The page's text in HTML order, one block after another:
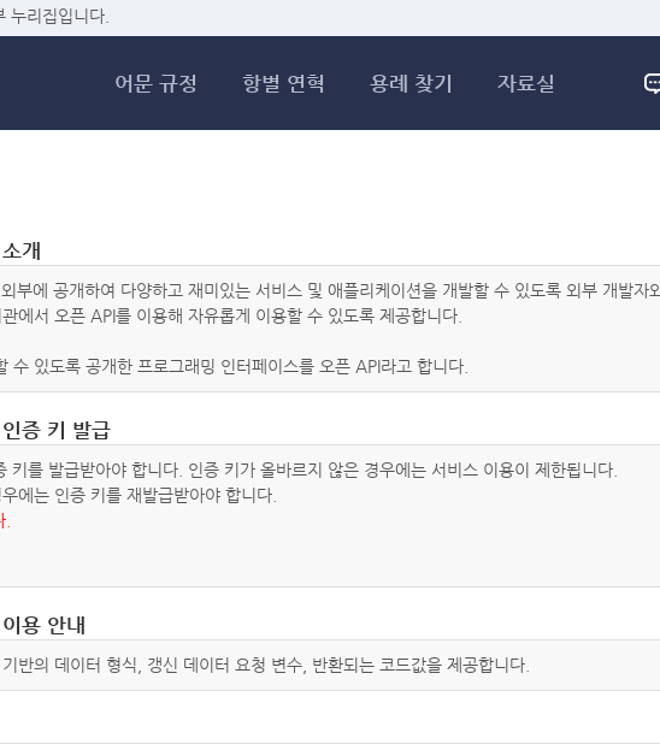
누리집입니다.
어문 규정 항별 연혁 용례 찾기 자료실
개
부에 공개하여 다양하고 재미있는 서비스 및 애플리케이션을 개발할 수 있도록 외부 개발자
에서 오픈 API를 이용해 자유롭게 이용할 수 있도록 제공합니다.
수 있도록 공개한 프로그래밍 인터페이스를 오픈 API라고 합니다.
증 키 발급
키를 발급받아야 합니다. 인증 키가 올바르지 않은 경우에는 서비스 이용이 제한됩니다.
에는 인증 키를 재발급받아야 합니다.
용 안내
반의 데이터 형식, 갱신 데이터 요청 변수, 반환되는 코드값을 제공합니다.